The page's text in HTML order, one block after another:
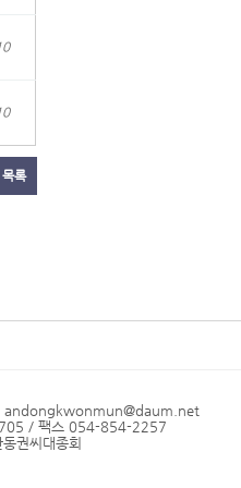
록
andongkwonmun@daum.net
/ 팩스 054-854-2257
권씨대종회